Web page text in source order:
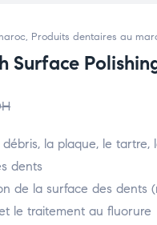
, Produits dentaires au
Surface
la plaque, le tartre,
dents
de la surface des dents
le traitement au fluorure